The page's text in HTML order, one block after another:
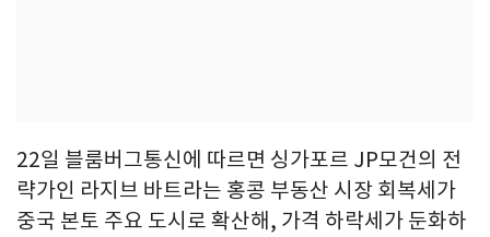
22일 블룸버그통신에 따르면 싱가포르 JP모건의 전
략가인 라지브 바트라는 홍콩 부동산 시장 회복세가
중국 본토 주요 도시로 확산해, 가격 하락세가 둔화하